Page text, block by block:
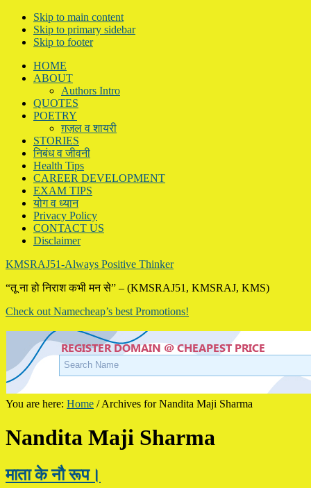
Skip to main content
Skip to primary sidebar
Skip to footer
HOME
ABOUT
Authors Intro
QUOTES
POETRY
ग़ज़ल व शायरी
STORIES
निबंध व जीवनी
Health Tips
CAREER DEVELOPMENT
EXAM TIPS
योग व ध्यान
Privacy Policy
CONTACT US
Disclaimer
KMSRAJ51-Always Positive Thinker
“तू ना हो निराश कभी मन से” – (KMSRAJ51, KMSRAJ, KMS)
Check out Namecheap’s best Promotions!
You are here: Home /Archives for Nandita Maji Sharma
Nandita Maji Sharma
माता के नौ रूप।